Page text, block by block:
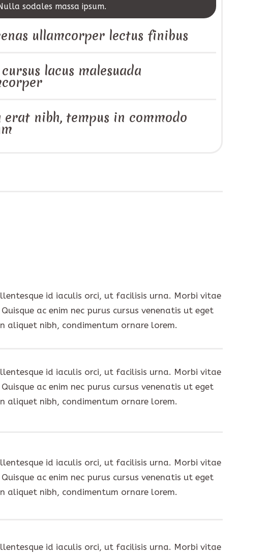
sodales massa ipsum.
ullamcorper lectus finibus
lacus malesuada
erat nibh, tempus in commodo
id iaculis orci, ut facilisis urna. Morbi vitae
ac enim nec purus cursus venenatis ut eget
aliquet nibh, condimentum ornare lorem.
id iaculis orci, ut facilisis urna. Morbi vitae
ac enim nec purus cursus venenatis ut eget
aliquet nibh, condimentum ornare lorem.
id iaculis orci, ut facilisis urna. Morbi vitae
ac enim nec purus cursus venenatis ut eget
aliquet nibh, condimentum ornare lorem.
id iaculis orci, ut facilisis urna. Morbi vitae